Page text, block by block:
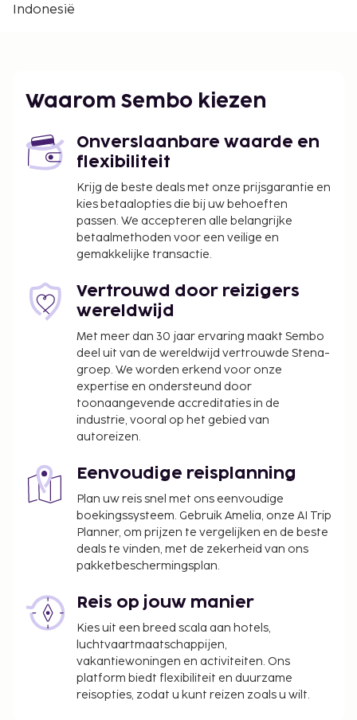
Jakarta (CGK-Soekarno-Hatta Intl.).
onder meer een buitenzwembad en een 24-uurs
De volgende kosten dienen bij de accommodatie te
worden betaald. De kosten kunnen inclusief
toepasselijke belastingen zijn:
Schoonmaakkosten: IDR 130000.00 per
accommodatie, per verblijf
Vóór het inchecken dien je een borgsom van
IDR 300000 te betalen.
We hebben alle kosten vermeld die de
accommodatie aan ons heeft doorgegeven.
In deze accommodatie zijn huisdieren en
assistentiedieren niet toegestaan.
Indonesië
Waarom Sembo kiezen
Onverslaanbare waarde en
flexibiliteit
Krijg de beste deals met onze prijsgarantie en
kies betaalopties die bij uw behoeften
passen. We accepteren alle belangrijke
betaalmethoden voor een veilige en
gemakkelijke transactie.
Vertrouwd door reizigers
wereldwijd
Met meer dan 30 jaar ervaring maakt Sembo
deel uit van de wereldwijd vertrouwde Stena-
groep. We worden erkend voor onze
expertise en ondersteund door
toonaangevende accreditaties in de
industrie, vooral op het gebied van
autoreizen.
Eenvoudige reisplanning
Plan uw reis snel met ons eenvoudige
boekingssysteem. Gebruik Amelia, onze AI Trip
Planner, om prijzen te vergelijken en de beste
deals te vinden, met de zekerheid van ons
pakketbeschermingsplan.
Reis op jouw manier
Kies uit een breed scala aan hotels,
luchtvaartmaatschappijen,
vakantiewoningen en activiteiten. Ons
platform biedt flexibiliteit en duurzame
reisopties, zodat u kunt reizen zoals u wilt.